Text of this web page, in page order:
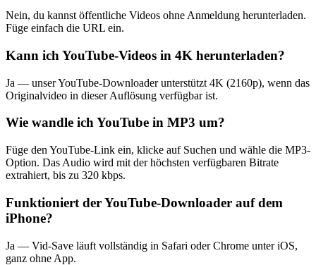
Nein, du kannst öffentliche Videos ohne Anmeldung herunterladen.
Füge einfach die URL ein.
Kann ich YouTube-Videos in 4K herunterladen?
Ja — unser YouTube-Downloader unterstützt 4K (2160p), wenn das
Originalvideo in dieser Auflösung verfügbar ist.
Wie wandle ich YouTube in MP3 um?
Füge den YouTube-Link ein, klicke auf Suchen und wähle die MP3-
Option. Das Audio wird mit der höchsten verfügbaren Bitrate
extrahiert, bis zu 320 kbps.
Funktioniert der YouTube-Downloader auf dem
iPhone?
Ja — Vid-Save läuft vollständig in Safari oder Chrome unter iOS,
ganz ohne App.